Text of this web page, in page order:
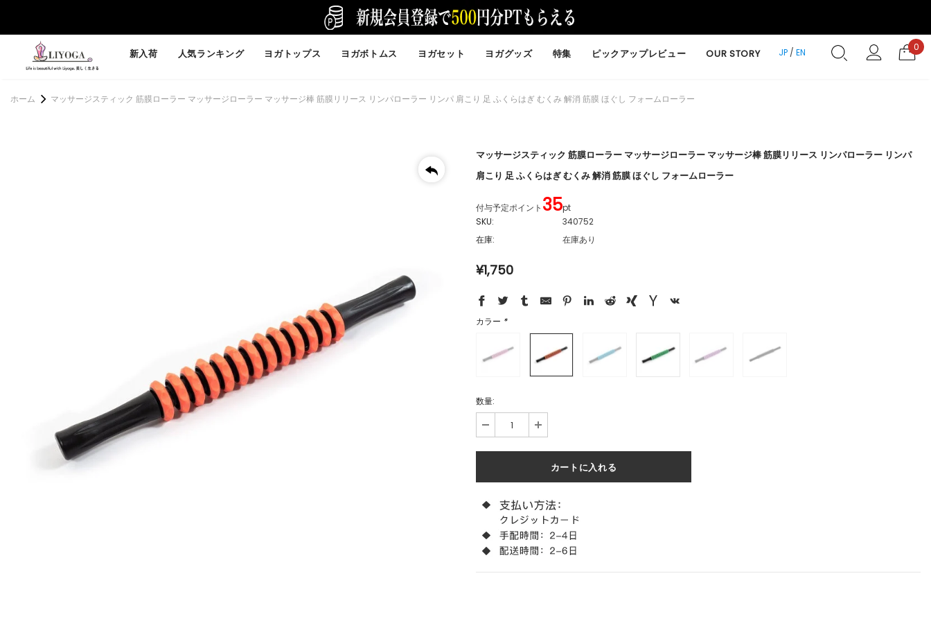
新入荷 人気ランキング ヨガトップス ヨガボトムス ヨガセット ヨガグッズ 特集 ピックアップレビュー OUR STORY JP/ EN 0
ホーム マッサージスティック 筋膜ローラー マッサージローラー マッサージ棒 筋膜リリース リンパローラー リンパ 肩こり 足 ふくらはぎ むくみ 解消 筋膜 ほぐし フォームローラー
マッサージスティック 筋膜ローラー マッサージローラー マッサージ棒 筋膜リリース リンパローラー リンパ
肩こり 足 ふくらはぎ むくみ 解消 筋膜 ほぐし フォームローラー
付与予定ポイント 35pt
SKU:
340752
在庫:
在庫あり
¥1,750
カラー *
数量: